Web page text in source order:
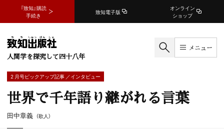
『致知』購読
手続き
致知電子版
オンライン
ショップ
人間学を探究して四十八年
メニュー
2 月号ピックアップ記事 ／インタビュー
世界で千年語り継がれる言葉
田中章義 （歌人）